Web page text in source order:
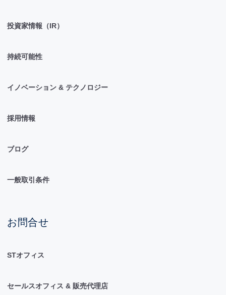
投資家情報（IR）
持続可能性
イノベーション & テクノロジー
採用情報
ブログ
一般取引条件
お問合せ
STオフィス
セールスオフィス & 販売代理店